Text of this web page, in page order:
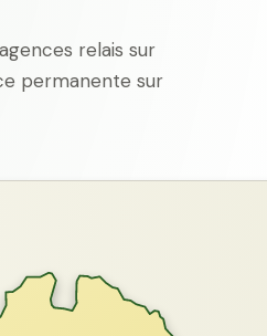
relais sur
permanente sur